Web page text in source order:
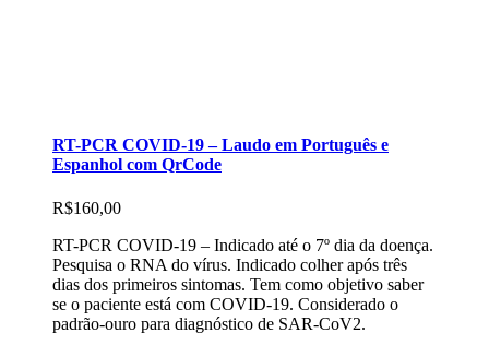
RT-PCR COVID-19 – Laudo em Português e
Espanhol com QrCode
R$160,00
RT-PCR COVID-19 – Indicado até o 7º dia da doença.
Pesquisa o RNA do vírus. Indicado colher após três
dias dos primeiros sintomas. Tem como objetivo saber
se o paciente está com COVID-19. Considerado o
padrão-ouro para diagnóstico de SAR-CoV2.